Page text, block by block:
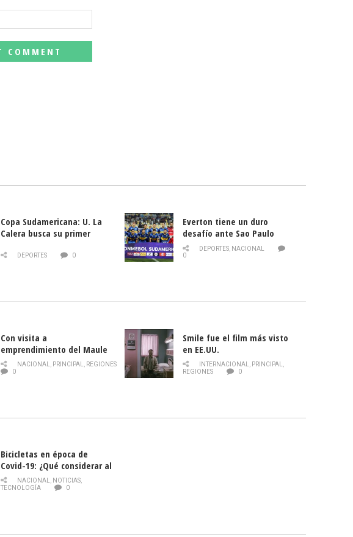
Copa Sudamericana: U. La
Calera busca su primer
DEPORTES 0
Everton tiene un duro
desafío ante Sao Paulo
DEPORTES, NACIONAL
0
Con visita a
emprendimiento del Maule
y llamado al rescate de la
historia campesina Director
NACIONAL, PRINCIPAL, REGIONES
0
Smile fue el film más visto
en EE.UU.
INTERNACIONAL, PRINCIPAL,
REGIONES
0
Bicicletas en época de
Covid-19: ¿Qué considerar al
momento de conducirlas?
NACIONAL, NOTICIAS,
TECNOLOGÍA
0